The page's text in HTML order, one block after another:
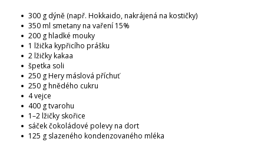
300 g dýně (např. Hokkaido, nakrájená na kostičky)
350 ml smetany na vaření 15%
200 g hladké mouky
1 lžička kypřicího prášku
2 lžičky kakaa
špetka soli
250 g Hery máslová příchuť
250 g hnědého cukru
4 vejce
400 g tvarohu
1–2 lžičky skořice
sáček čokoládové polevy na dort
125 g slazeného kondenzovaného mléka